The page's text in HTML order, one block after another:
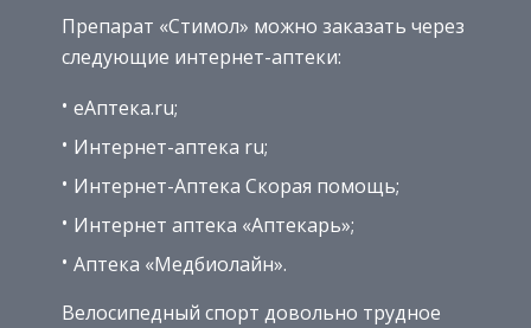
Препарат «Стимол» можно заказать через
следующие интернет-аптеки:
еАптека.ru;
Интернет-аптека ru;
Интернет-Аптека Скорая помощь;
Интернет аптека «Аптекарь»;
Аптека «Медбиолайн».
Велосипедный спорт довольно трудное